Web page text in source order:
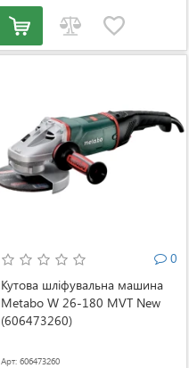
0
Кутова шліфувальна машина
Metabo W 26-180 MVT New
(606473260)
Арт: 606473260